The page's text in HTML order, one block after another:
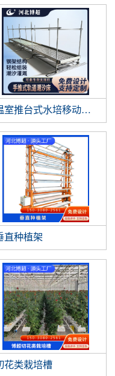
物晾
室推台式水培移动作物支
直种植架
花类栽培槽